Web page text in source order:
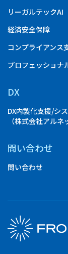
リーガルテックAI
経済安全保障
コンプライアンス
プロフェッショナ
DX
DX内製化支援/シ
（株式会社アルネ
問い合わせ
問い合わせ